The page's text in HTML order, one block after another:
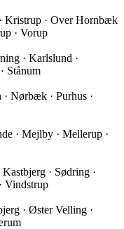
Kristrup · Over Hornbæk
· Vorup
· Karlslund ·
Stånum
Nørbæk · Purhus ·
· Mejlby · Mellerup ·
· Sødring ·
Vindstrup
· Øster Velling ·